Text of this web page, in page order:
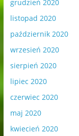
grudzień 2020
listopad 2020
październik 2020
wrzesień 2020
sierpień 2020
lipiec 2020
czerwiec 2020
maj 2020
kwiecień 2020